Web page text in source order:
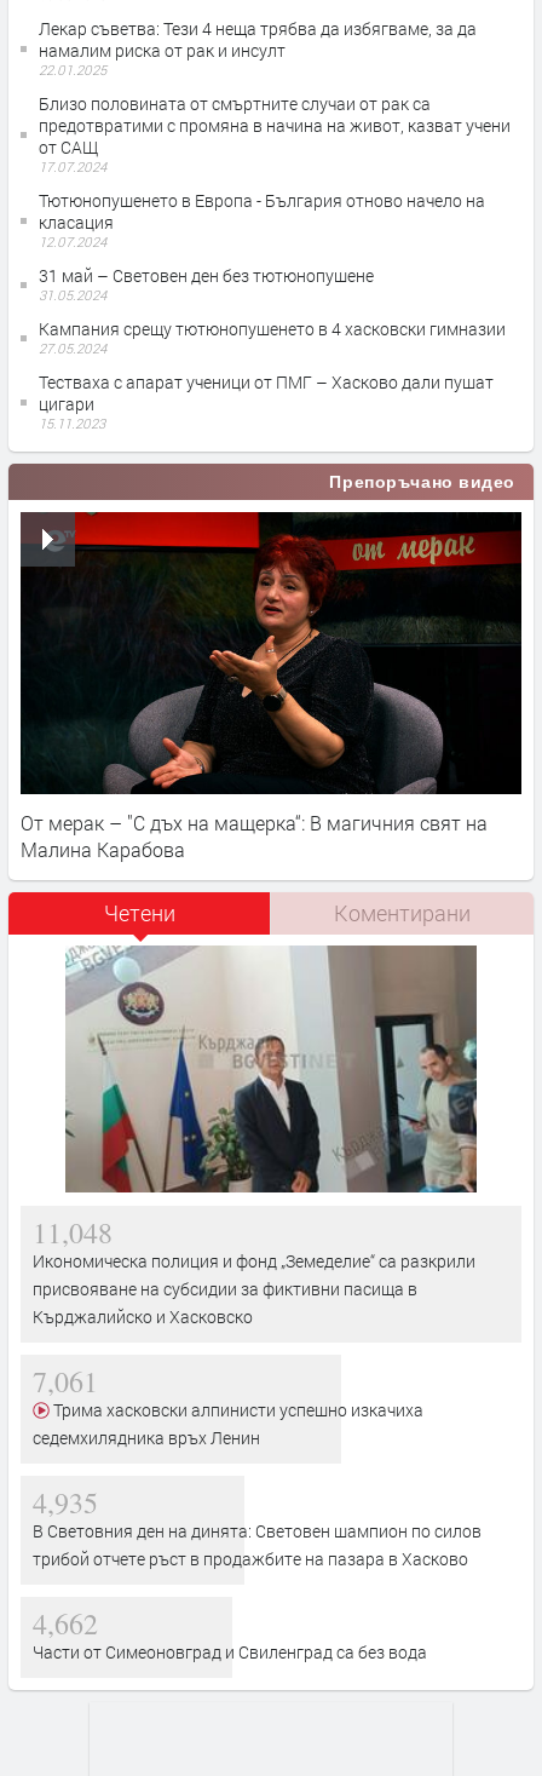
Лекар съветва: Тези 4 неща трябва да избягваме, за да
намалим риска от рак и инсулт
22.01.2025
Близо половината от смъртните случаи от рак са
предотвратими с промяна в начина на живот, казват учени
от САЩ
17.07.2024
Тютюнопушенето в Европа - България отново начело на
класация
12.07.2024
31 май – Световен ден без тютюнопушене
31.05.2024
Кампания срещу тютюнопушенето в 4 хасковски гимназии
27.05.2024
Тестваха с апарат ученици от ПМГ – Хасково дали пушат
цигари
15.11.2023
Препоръчано видео
От мерак – "С дъх на мащерка“: В магичния свят на
Малина Карабова
Четени Коментирани
11,048
Икономическа полиция и фонд „Земеделие“ са разкрили
присвояване на субсидии за фиктивни пасища в
Кърджалийско и Хасковско
7,061
седемхилядника връх Ленин
4,935
В Световния ден на динята: Световен шампион по силов
трибой отчете ръст в продажбите на пазара в Хасково
4,662
Части от Симеоновград и Свиленград са без вода